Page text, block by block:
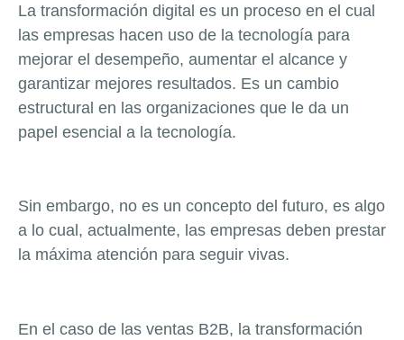
La transformación digital es un proceso en el cual
las empresas hacen uso de la tecnología para
mejorar el desempeño, aumentar el alcance y
garantizar mejores resultados. Es un cambio
estructural en las organizaciones que le da un
papel esencial a la tecnología.
Sin embargo, no es un concepto del futuro, es algo
a lo cual, actualmente, las empresas deben prestar
la máxima atención para seguir vivas.
En el caso de las ventas B2B, la transformación